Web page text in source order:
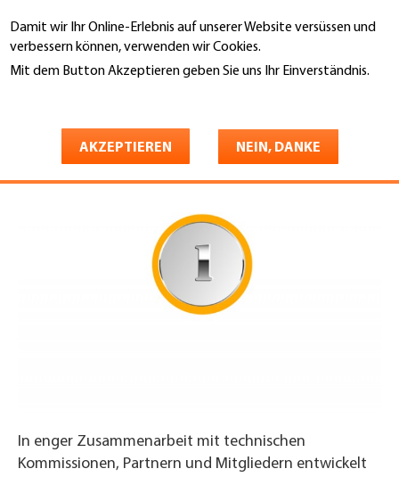
Damit wir Ihr Online-Erlebnis auf unserer Website versüssen und
verbessern können, verwenden wir Cookies.
Mit dem Button Akzeptieren geben Sie uns Ihr Einverständnis.
AKZEPTIEREN NEIN, DANKE
zum
Inhalt
Fachtechnik
In enger Zusammenarbeit mit technischen
Kommissionen, Partnern und Mitgliedern entwickelt